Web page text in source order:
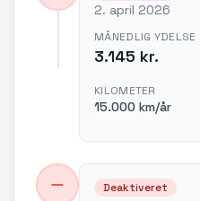
2. april 2026
MÅNEDLIG YDELSE
3.145 kr.
KILOMETER
15.000 km/år
Deaktiveret